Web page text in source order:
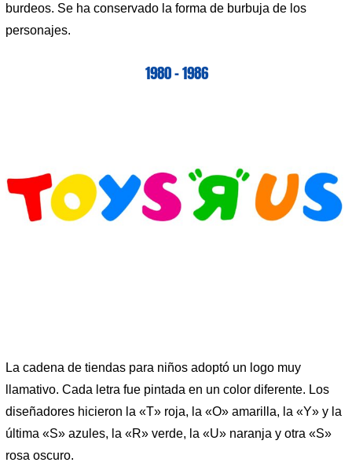
burdeos. Se ha conservado la forma de burbuja de los
personajes.
1980 – 1986
La cadena de tiendas para niños adoptó un logo muy
llamativo. Cada letra fue pintada en un color diferente. Los
diseñadores hicieron la «T» roja, la «O» amarilla, la «Y» y la
última «S» azules, la «R» verde, la «U» naranja y otra «S»
rosa oscuro.